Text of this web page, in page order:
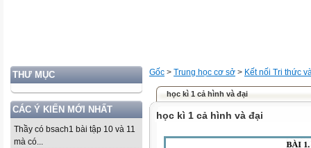
THƯ MỤC
CÁC Ý KIẾN MỚI NHẤT
Thầy có bsach1 bài tập 10 và 11
mà có...
Gốc > Trung học cơ sở > Kết nối Tri thức
học kì 1 cả hình và đại
học kì 1 cả hình và đại